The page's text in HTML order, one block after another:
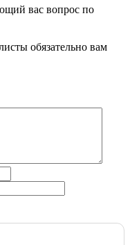
вас вопрос по
обязательно вам